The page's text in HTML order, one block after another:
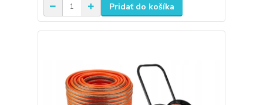
Pridať do košíka